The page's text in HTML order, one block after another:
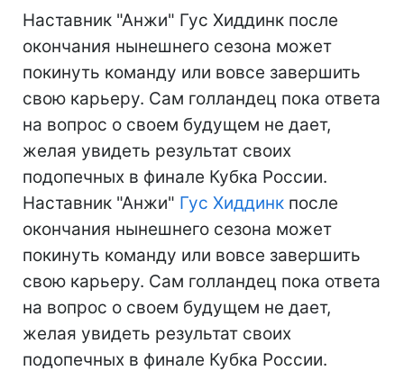
Наставник "Анжи" Гус Хиддинк после
окончания нынешнего сезона может
покинуть команду или вовсе завершить
свою карьеру. Сам голландец пока ответа
на вопрос о своем будущем не дает,
желая увидеть результат своих
подопечных в финале Кубка России.
Наставник "Анжи" Гус Хиддинк после
окончания нынешнего сезона может
покинуть команду или вовсе завершить
свою карьеру. Сам голландец пока ответа
на вопрос о своем будущем не дает,
желая увидеть результат своих
подопечных в финале Кубка России.